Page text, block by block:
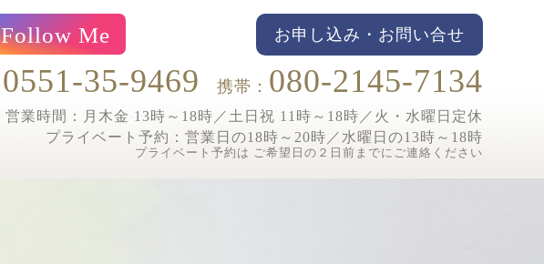
Follow Me お申し込み・お問い合せ
0551-35-9469 携帯： 080-2145-7134
営業時間：月木金 13時～18時／土日祝 11時～18時／ 火・水曜日定休
プライベート予約： 営業日の18時～20時／水曜日の13時～18時
プライベート予約は ご希望日の２日前までにご連絡ください